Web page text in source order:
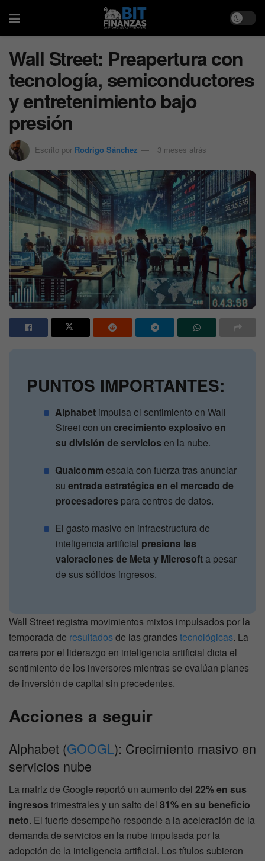
Wall Street: Preapertura con
tecnología, semiconductores
y entretenimiento bajo
presión
Escrito por Rodrigo Sánchez 3 meses atrás
PUNTOS IMPORTANTES:
Alphabet impulsa el sentimiento en Wall
Street con uncrecimiento explosivo en
su división de servicios en la nube.
Qualcomm escala con fuerza tras anunciar
suentrada estratégica en el mercado de
procesadores para centros de datos.
El gasto masivo en infraestructura de
inteligencia artificial presiona las
valoraciones de Meta y Microsoft a pesar
de sus sólidos ingresos.
Wall Street registra movimientos mixtos impulsados por la
temporada de resultadosde las grandestecnológicas. La
carrera por el liderazgo en inteligencia artificial dicta el
sentimiento de los inversores mientras se evalúan planes
de inversión de capital sin precedentes.
Acciones a seguir
Alphabet (GOOGL): Crecimiento masivo en
servicios nube
La matriz de Google reportó un aumento del 22% en sus
ingresos trimestrales y un salto del 81% en su beneficio
neto. El fuerte desempeño responde a la aceleración de la
demanda de servicios en la nube impulsada por la
adopción de la inteligencia artificial. Los títulos subieron